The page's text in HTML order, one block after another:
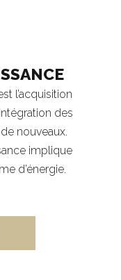
l’acquisition
des
nouveaux.
implique
d’énergie.